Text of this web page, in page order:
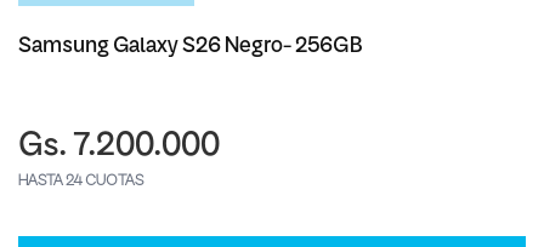
Samsung Galaxy S26 Negro- 256GB
Gs. 7.200.000
HASTA 24 CUOTAS